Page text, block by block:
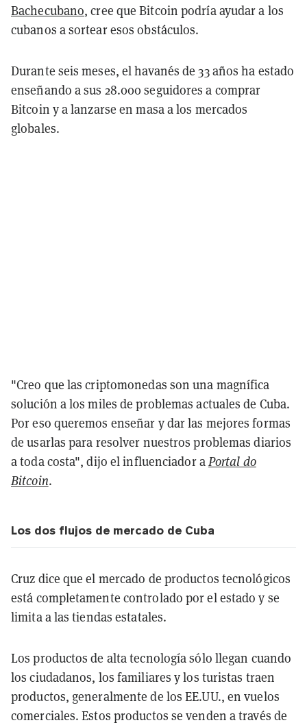
Bachecubano, cree que Bitcoin podría ayudar a los
cubanos a sortear esos obstáculos.
Durante seis meses, el havanés de 33 años ha estado
enseñando a sus 28.000 seguidores a comprar
Bitcoin y a lanzarse en masa a los mercados
globales.
"Creo que las criptomonedas son una magnífica
solución a los miles de problemas actuales de Cuba.
Por eso queremos enseñar y dar las mejores formas
de usarlas para resolver nuestros problemas diarios
a toda costa", dijo el influenciador aPortal do
Bitcoin.
Los dos flujos de mercado de Cuba
Cruz dice que el mercado de productos tecnológicos
está completamente controlado por el estado y se
limita a las tiendas estatales.
Los productos de alta tecnología sólo llegan cuando
los ciudadanos, los familiares y los turistas traen
productos, generalmente de los EE.UU., en vuelos
comerciales. Estos productos se venden a través de